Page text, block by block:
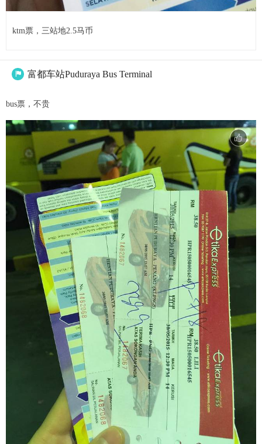
ktm票，三站地2.5马币
 富都车站Puduraya Bus Terminal
bus票，不贵